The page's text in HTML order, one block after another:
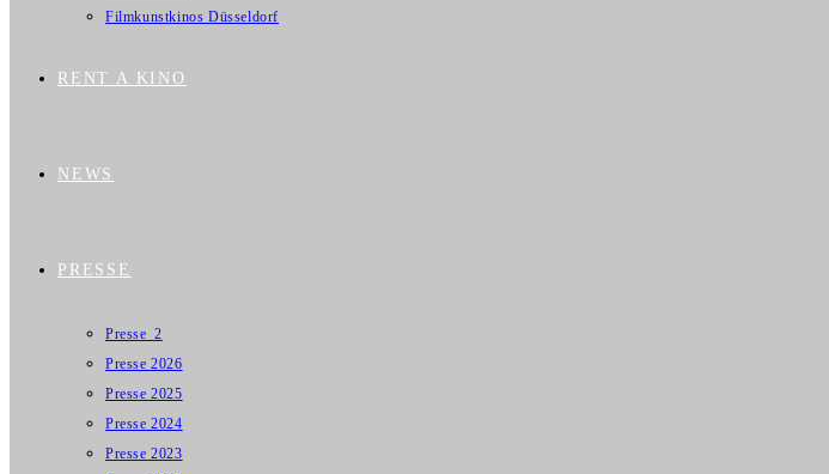
Filmkunstkinos Düsseldorf
RENT A KINO
NEWS
PRESSE
Presse_2
Presse 2026
Presse 2025
Presse 2024
Presse 2023